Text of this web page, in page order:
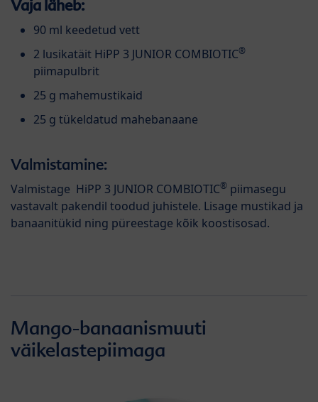
Vaja läheb:
90 ml keedetud vett
2 lusikatäit HiPP 3 JUNIOR COMBIOTIC®
piimapulbrit
25 g mahemustikaid
25 g tükeldatud mahebanaane
Valmistamine:
Valmistage HiPP 3 JUNIOR COMBIOTIC® piimasegu
vastavalt pakendil toodud juhistele. Lisage mustikad ja
banaanitükid ning püreestage kõik koostisosad.
Mango-banaanismuuti
väikelastepiimaga